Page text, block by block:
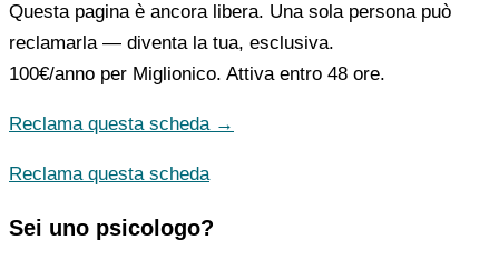
Questa pagina è ancora libera. Una sola persona può
reclamarla — diventa la tua, esclusiva.
100€/anno per Miglionico. Attiva entro 48 ore.
Reclama questa scheda →
Reclama questa scheda
Sei uno psicologo?